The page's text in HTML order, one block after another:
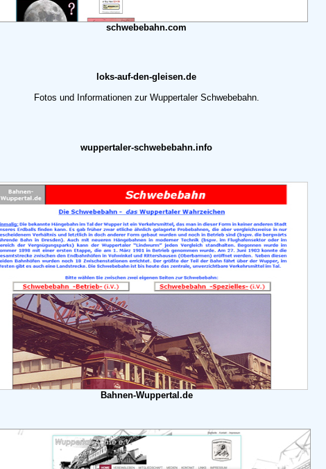
schwebebahn.com
loks-auf-den-gleisen.de
Fotos und Informationen zur Wuppertaler Schwebebahn.
wuppertaler-schwebebahn.info
Bahnen-Wuppertal.de